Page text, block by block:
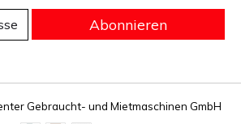
Abonnieren
Gebraucht- und Mietmaschinen GmbH